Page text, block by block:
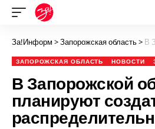
За!Информ >Запорожская область> В
ЗАПОРОЖСКАЯ ОБЛАСТЬ НОВОСТИ
В Запорожской
планируют